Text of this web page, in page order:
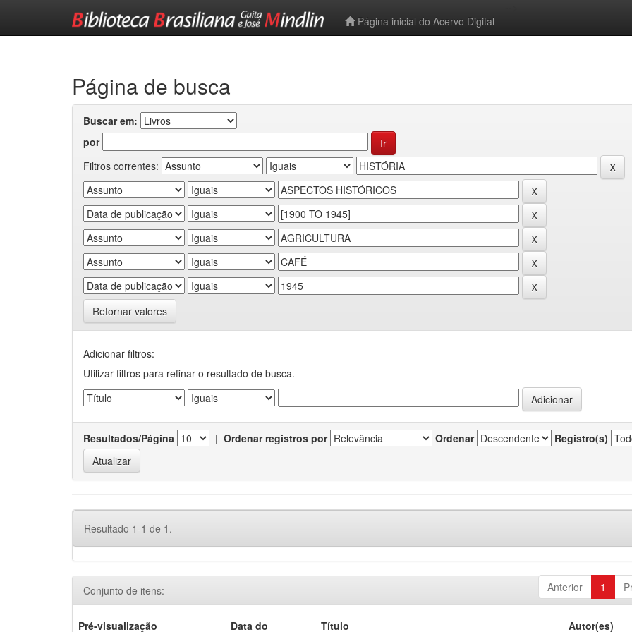
Página inicial do Acervo Digital
Página de busca
Buscar em:
por
Filtros correntes:
Retornar valores
Adicionar filtros:
Utilizar filtros para refinar o resultado de busca.
Resultados/Página | Ordenar registros por Ordenar Registro(s)
Resultado 1-1 de 1.
Anterior 1
Conjunto de itens:
Pré-visualização Data do Título Autor(es)